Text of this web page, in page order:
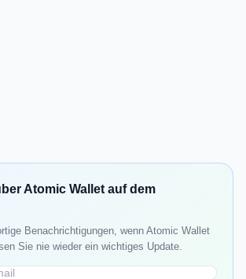
Atomic Wallet auf dem
Benachrichtigungen, wenn Atomic Wallet
Sie nie wieder ein wichtiges Update.